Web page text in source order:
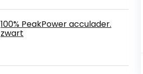
100% PeakPower acculader.
zwart